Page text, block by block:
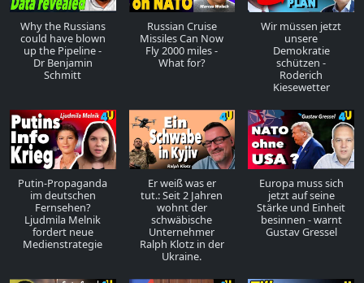
Why the Russians
could have blown
up the Pipeline -
Dr Benjamin
Schmitt
Russian Cruise
Missiles Can Now
Fly 2000 miles -
What for?
Wir müssen jetzt
unsere
Demokratie
schützen -
Roderich
Kiesewetter
Putin-Propaganda
im deutschen
Fernsehen?
Ljudmila Melnik
fordert neue
Medienstrategie
Er weiß was er
tut.: Seit 2 Jahren
wohnt der
schwäbische
Unternehmer
Ralph Klotz in der
Ukraine.
Europa muss sich
jetzt auf seine
Stärke und Einheit
besinnen - warnt
Gustav Gressel